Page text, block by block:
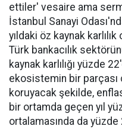
ettiler' vesaire ama
İstanbul Sanayi
yıldaki öz kaynak
Türk bankacılık
kaynak karlılığı yüzde
ekosistemin bir parçası
koruyacak şekilde,
bir ortamda geçen yıl
ortalamasında da yüzde